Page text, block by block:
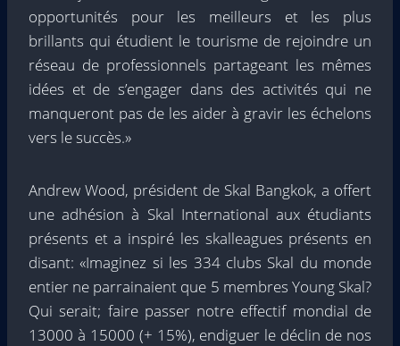
opportunités pour les meilleurs et les plus
brillants qui étudient le tourisme de rejoindre un
réseau de professionnels partageant les mêmes
idées et de s’engager dans des activités qui ne
manqueront pas de les aider à gravir les échelons
vers le succès.»
Andrew Wood, président de Skal Bangkok, a offert
une adhésion à Skal International aux étudiants
présents et a inspiré les skalleagues présents en
disant: «Imaginez si les 334 clubs Skal du monde
entier ne parrainaient que 5 membres Young Skal?
Qui serait; faire passer notre effectif mondial de
13000 à 15000 (+ 15%), endiguer le déclin de nos